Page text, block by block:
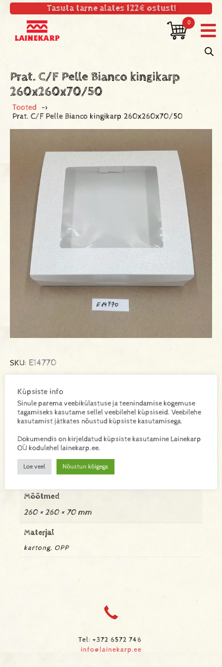
Tasuta tarne alates 122€ ostust!
0
Prat. C/F Pelle Bianco kingikarp
260x260x70/50
Tooted ->
Prat. C/F Pelle Bianco kingikarp 260x260x70/50
SKU: E14770
Lisa toode päringukorvi
Kaal
0,08 kg
Mõõtmed
260 × 260 × 70 mm
Materjal
kartong, OPP
Küpsiste info
Sinule parema veebikülastuse ja teenindamise kogemuse
tagamiseks kasutame sellel veebilehel küpsiseid. Veebilehe
kasutamist jätkates nõustud küpsiste kasutamisega.
Dokumendis on kirjeldatud küpsiste kasutamine Lainekarp
OÜ kodulehel lainekarp.ee.
Loe veel Nõustun kõigega
Tel: +372 6572 746
info@lainekarp.ee